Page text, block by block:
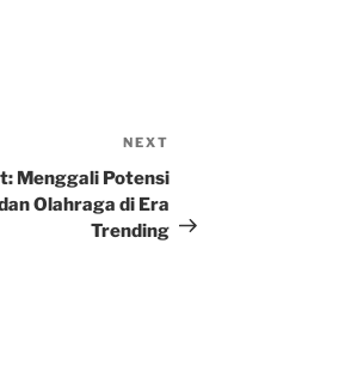
Post
NEXT
Menggali Potensi
Olahraga di Era
Trending